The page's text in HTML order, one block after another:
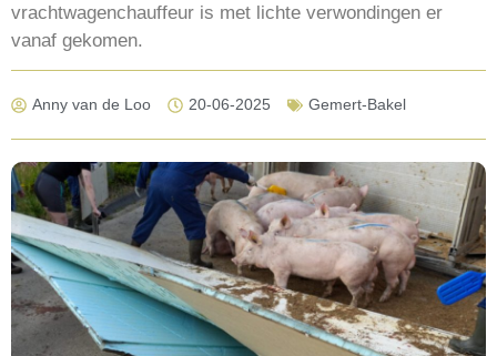
vrachtwagenchauffeur is met lichte verwondingen er
vanaf gekomen.
Anny van de Loo 20-06-2025 Gemert-Bakel